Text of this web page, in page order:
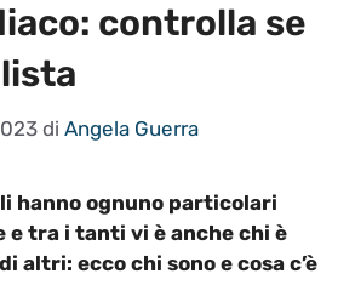
controlla se
di Angela Guerra
hanno ognuno particolari
tra i tanti vi è anche chi è
altri: ecco chi sono e cosa c’è